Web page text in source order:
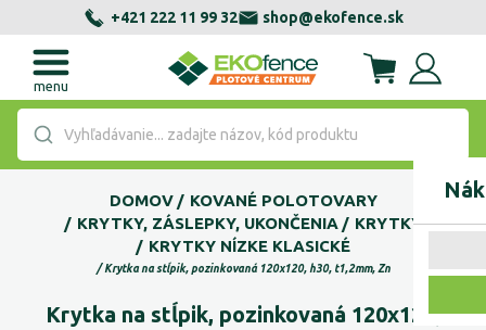
+421 222 11 99 32 shop@ekofence.sk
menu
Vyhľadávanie... zadajte názov, kód produktu
DOMOV
KOVANÉ POLOTOVARY
KRYTKY, ZÁSLEPKY, UKONČENIA
KRYTKY
KRYTKY NÍZKE KLASICKÉ
Krytka na stĺpik, pozinkovaná 120x120, h30, t1,2mm, Zn
Krytka na stĺpik, pozinkovaná 120x120,